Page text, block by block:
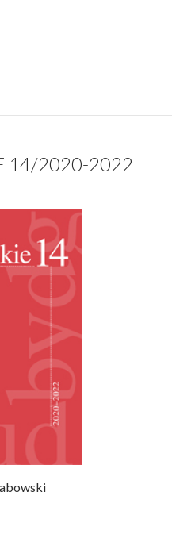
14/2020-2022